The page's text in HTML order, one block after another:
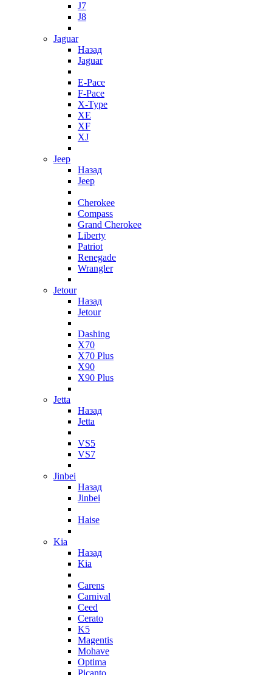
J7
J8
Jaguar
Назад
Jaguar
E-Pace
F-Pace
X-Type
XE
XF
XJ
Jeep
Назад
Jeep
Cherokee
Compass
Grand Cherokee
Liberty
Patriot
Renegade
Wrangler
Jetour
Назад
Jetour
Dashing
X70
X70 Plus
X90
X90 Plus
Jetta
Назад
Jetta
VS5
VS7
Jinbei
Назад
Jinbei
Haise
Kia
Назад
Kia
Carens
Carnival
Ceed
Cerato
K5
Magentis
Mohave
Optima
Picanto